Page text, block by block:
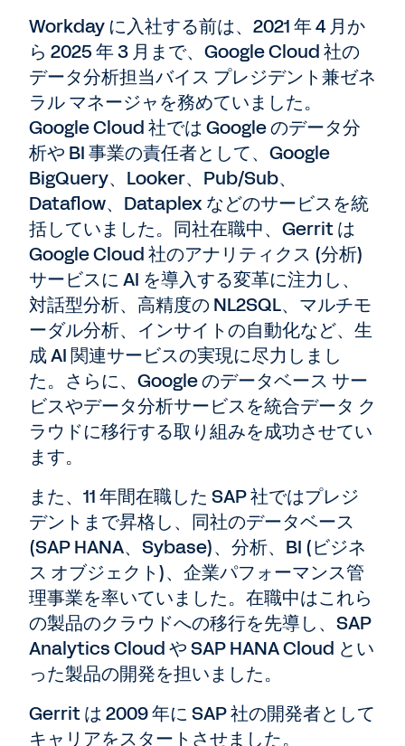
Workday に入社する前は、2021 年 4 月か
ら 2025 年 3 月まで、Google Cloud 社の
データ分析担当バイス プレジデント兼ゼネ
ラル マネージャを務めていました。
Google Cloud 社では Google のデータ分
析や BI 事業の責任者として、Google
BigQuery、Looker、Pub/Sub、
Dataflow、Dataplex などのサービスを統
括していました。同社在職中、Gerrit は
Google Cloud 社のアナリティクス (分析)
サービスに AI を導入する変革に注力し、
対話型分析、高精度の NL2SQL、マルチモ
ーダル分析、インサイトの自動化など、生
成 AI 関連サービスの実現に尽力しまし
た。さらに、Google のデータベース サー
ビスやデータ分析サービスを統合データ ク
ラウドに移行する取り組みを成功させてい
ます。
また、11 年間在職した SAP 社ではプレジ
デントまで昇格し、同社のデータベース
(SAP HANA、Sybase)、分析、BI (ビジネ
ス オブジェクト)、企業パフォーマンス管
理事業を率いていました。在職中はこれら
の製品のクラウドへの移行を先導し、SAP
Analytics Cloud や SAP HANA Cloud とい
った製品の開発を担いました。
Gerrit は 2009 年に SAP 社の開発者として
キャリアをスタートさせました。